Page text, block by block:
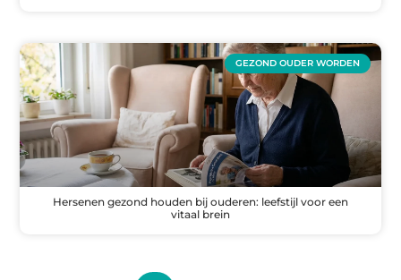
GEZOND OUDER WORDEN
Hersenen gezond houden bij ouderen: leefstijl voor een
vitaal brein